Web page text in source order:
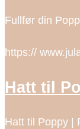
Fullfør din
https://
Hatt til
Hatt til Poppy |